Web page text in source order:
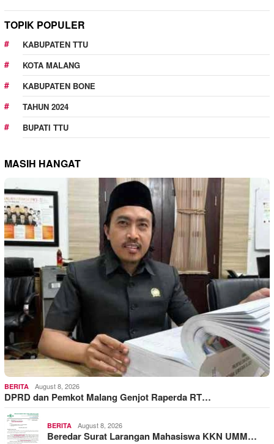
TOPIK POPULER
KABUPATEN TTU
KOTA MALANG
KABUPATEN BONE
TAHUN 2024
BUPATI TTU
MASIH HANGAT
BERITA August 8, 2026
DPRD dan Pemkot Malang Genjot Raperda RT…
BERITA August 8, 2026
Beredar Surat Larangan Mahasiswa KKN UMM…